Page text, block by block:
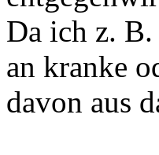
Da ich z. B.
an kranke
davon aus